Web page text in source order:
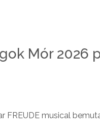
Mór 2026
FREUDE musical